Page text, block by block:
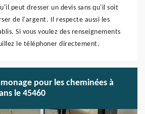
peut dresser un devis sans qu'il soit
de l'argent. Il respecte aussi les
Si vous voulez des renseignements
le téléphoner directement.
pour les cheminées à
le 45460